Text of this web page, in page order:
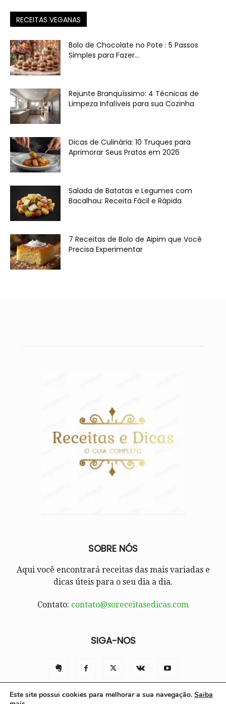
RECEITAS VEGANAS
Bolo de Chocolate no Pote : 5 Passos
Simples para Fazer...
Rejunte Branquíssimo: 4 Técnicas de
Limpeza Infalíveis para sua Cozinha
Dicas de Culinária: 10 Truques para
Aprimorar Seus Pratos em 2026
Salada de Batatas e Legumes com
Bacalhau: Receita Fácil e Rápida
7 Receitas de Bolo de Aipim que Você
Precisa Experimentar
SOBRE NÓS
Aqui você encontrará receitas das mais variadas e
dicas úteis para o seu dia a dia.
Contato: contato@soreceitasedicas.com
SIGA-NOS
Este site possui cookies para melhorar a sua navegação. Saiba